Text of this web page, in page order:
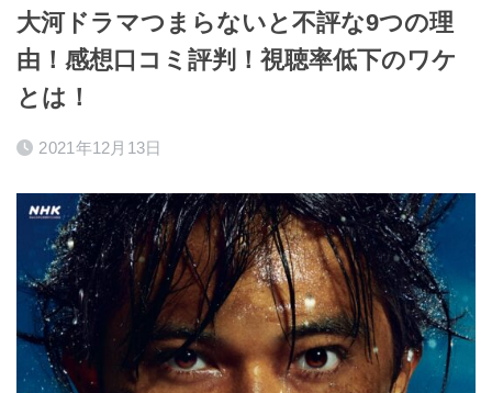
大河ドラマつまらないと不評な9つの理
由！感想口コミ評判！視聴率低下のワケ
とは！
2021年12月13日